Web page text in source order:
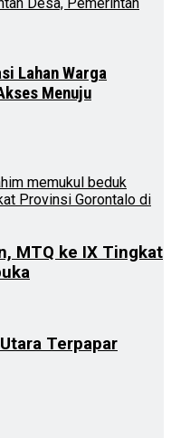
Lahan Warga
Menuju
MTQ ke IX Tingkat
Terpapar